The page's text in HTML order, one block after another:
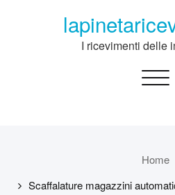
I ricevimenti delle
Home
Scaffalature magazzini